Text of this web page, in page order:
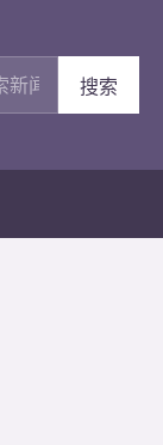
闻
搜索